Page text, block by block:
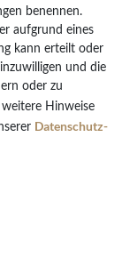
benennen.
aufgrund eines
kann erteilt oder
und die
oder zu
Hinweise
Daten­schutz­